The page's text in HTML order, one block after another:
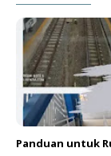
Panduan untuk